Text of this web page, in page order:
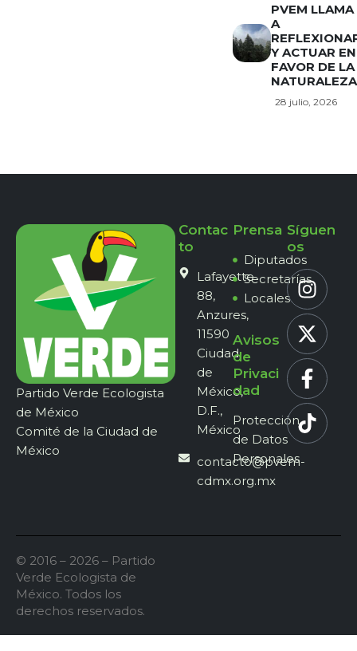
PVEM LLAMA
A
Y ACTUAR EN
FAVOR DE LA
NATURALEZA
28 julio, 2026
Partido Verde Ecologista
de México
Comité de la Ciudad de
México
Contac
to
Lafayette
88,
Anzures,
11590
Ciudad
de
México,
D.F.,
México
contacto@pvem-
cdmx.org.mx
Prensa
Diputados
Secretarías
Locales
Avisos
de
Privaci
dad
Protección
de Datos
Personales
Síguen
os
© 2016 – 2026 – Partido
Verde Ecologista de
México. Todos los
derechos reservados.